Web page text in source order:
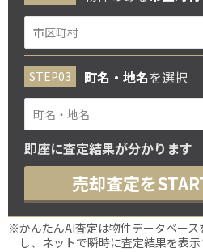
町名・地名を選択
即座に査定結果が分かります
売却査定を
※かんたんAI査定は物件データベー
し、ネットで瞬時に査定結果を表示